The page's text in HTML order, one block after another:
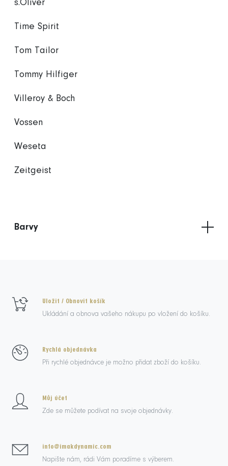
s.Oliver
Time Spirit
Tom Tailor
Tommy Hilfiger
Villeroy & Boch
Vossen
Weseta
Zeitgeist
Barvy
Uložit / Obnovit košík
Ukládání a obnova vašeho nákupu po vložení do košíku.
Rychlá objednávka
Při rychlé objednávce je možno přidat zboží do košíku.
Můj účet
Zde se můžete podívat na svoje objednávky.
info@imakdynamic.com
Napište nám, rádi Vám poradíme s výberem.